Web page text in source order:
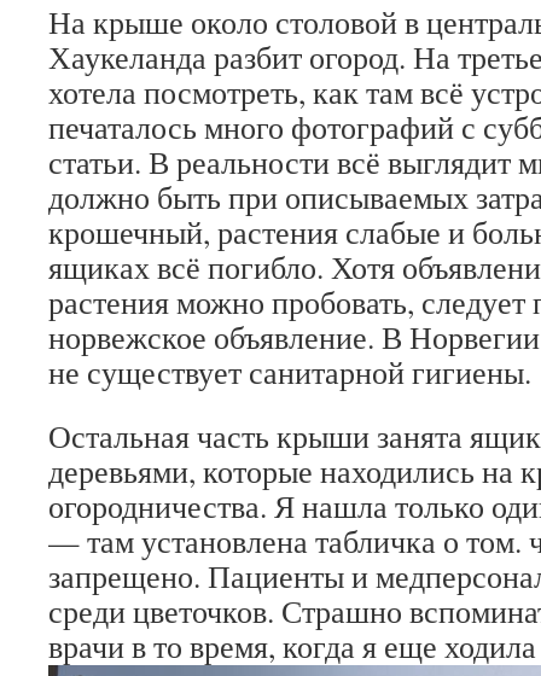
На крыше около столовой в
Хаукеланда разбит огород. На
хотела посмотреть, как там всё
печаталось много фотографий с
статьи. В реальности всё выглядит
должно быть при описываемых
крошечный, растения слабые и
ящиках всё погибло. Хотя
растения можно пробовать, следует
норвежское объявление. В
не существует санитарной гигиены.
Остальная часть крыши занята
деревьями, которые находились на
огородничества. Я нашла только
— там установлена табличка о том.
запрещено. Пациенты и
среди цветочков. Страшно
врачи в то время, когда я еще